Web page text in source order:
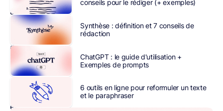
ainsi.
Ce
de
candidature
vous
permet
effet
conseils pour le rédiger (+ exemples)
Synthèse : définition et 7 conseils de
rédaction
ChatGPT : le guide d'utilisation +
Exemples de prompts
6 outils en ligne pour reformuler un texte
et le paraphraser